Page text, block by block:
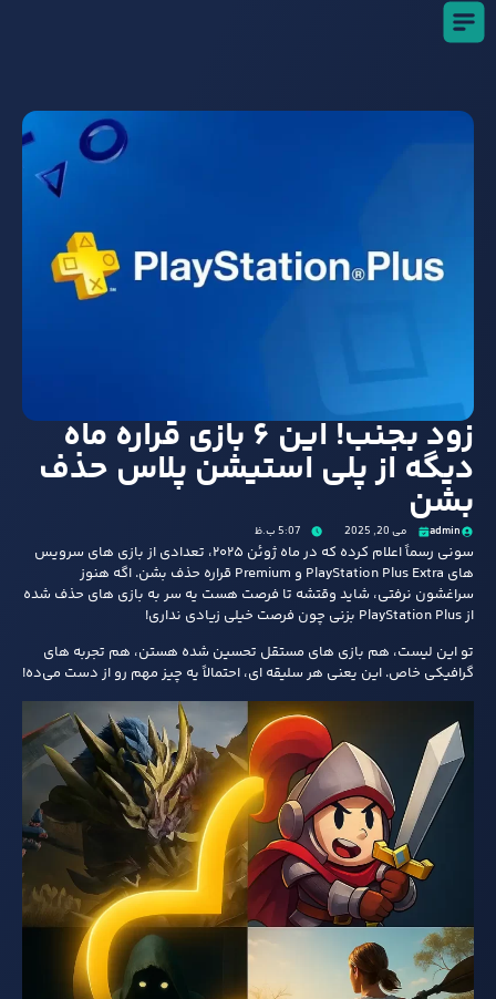
زود بجنب! این ۶ بازی قراره ماه
دیگه از پلی‌ استیشن پلاس حذف
بشن
admin می 20, 2025 5:07 ب.ظ
سونی رسماً اعلام کرده که در ماه ژوئن ۲۰۲۵، تعدادی از بازی‌ های سرویس‌
های PlayStation Plus Extra و Premium قراره حذف بشن. اگه هنوز
سراغشون نرفتی، شاید وقتشه تا فرصت هست یه سر به بازی های حذف شده
از PlayStation Plus بزنی چون فرصت خیلی زیادی نداری!
تو این لیست، هم بازی‌ های مستقل تحسین‌ شده هستن، هم تجربه‌ های
گرافیکی خاص. این یعنی هر سلیقه‌ ای، احتمالاً یه چیز مهم رو از دست می‌ده!